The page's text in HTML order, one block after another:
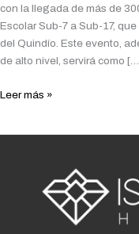
con la llegada de más de
Escolar Sub-7 a Sub-17,
del Quindío. Este evento,
de alto nivel, servirá como
7
-
SUB
17
Leer más »